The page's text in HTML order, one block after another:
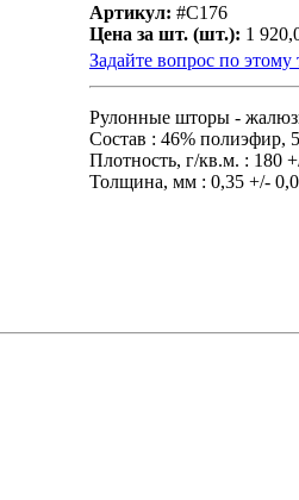
Артикул: #С176
Цена за шт. (шт.): 1
Задайте вопрос по этому
Рулонные шторы -
Состав : 46% полиэфир,
Плотность, г/кв.м. : 180
Толщина, мм : 0,35 +/-